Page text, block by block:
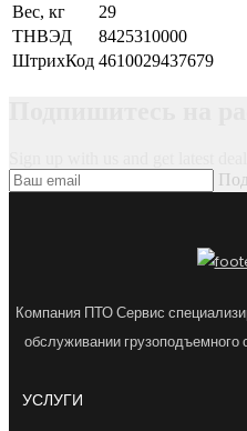
Вес, кг
29
ТНВЭД
8425310000
ШтрихКод 4610029437679
Компания ПТО Сервис
обслуживании грузоподъемного
УСЛУГИ